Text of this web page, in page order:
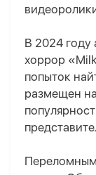
В 2024 году
хоррор
попыток
размещен